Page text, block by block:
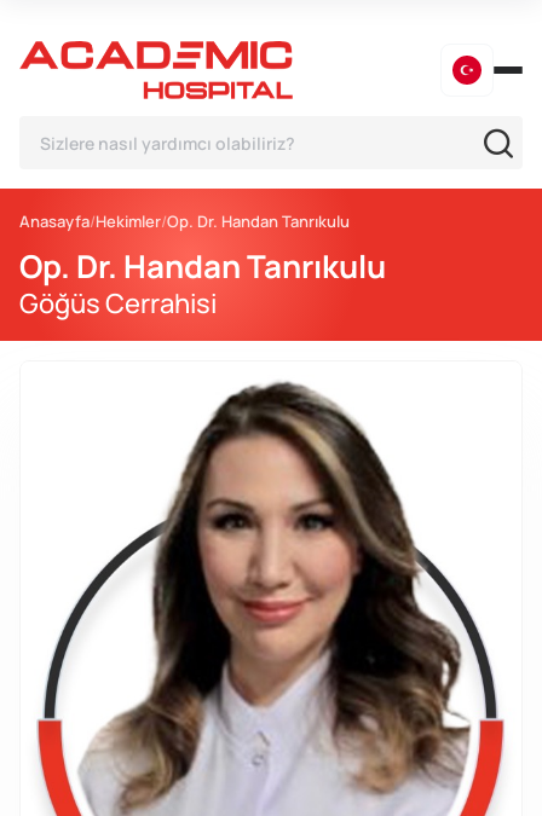
Anasayfa Hekimler Op. Dr. Handan Tanrıkulu
Op. Dr. Handan Tanrıkulu
Göğüs Cerrahisi